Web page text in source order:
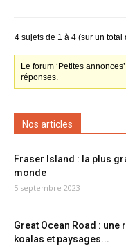
4 sujets de 1 à 4 (sur un total
Le forum ‘Petites
réponses.
Nos articles
Fraser Island : la plus
monde
5 septembre 2023
Great Ocean Road : une
koalas et paysages...